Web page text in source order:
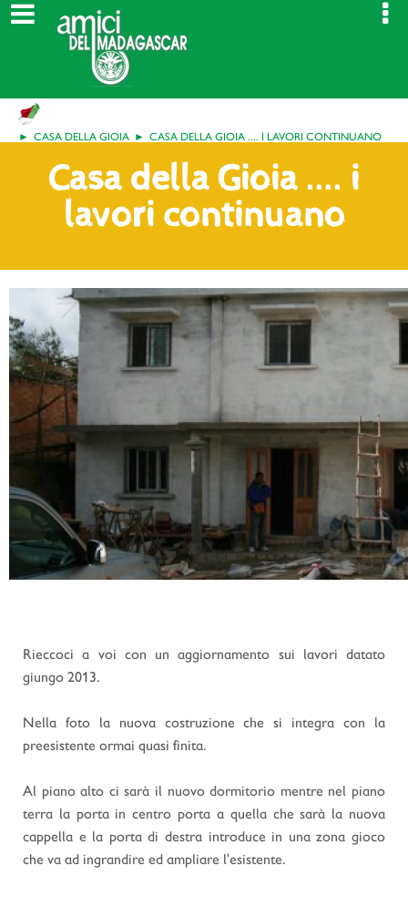
CASA DELLA GIOIA CASA DELLA GIOIA .... I LAVORI CONTINUANO
Casa della Gioia .... i
lavori continuano
Rieccoci a voi con un aggiornamento sui lavori datato
giungo 2013.
Nella foto la nuova costruzione che si integra con la
preesistente ormai quasi finita.
Al piano alto ci sarà il nuovo dormitorio mentre nel piano
terra la porta in centro porta a quella che sarà la nuova
cappella e la porta di destra introduce in una zona gioco
che va ad ingrandire ed ampliare l'esistente.